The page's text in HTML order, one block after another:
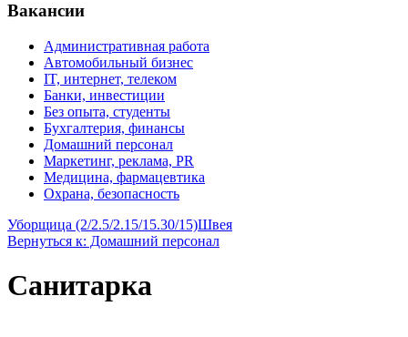
Вакансии
Административная работа
Автомобильный бизнес
IT, интернет, телеком
Банки, инвестиции
Без опыта, студенты
Бухгалтерия, финансы
Домашний персонал
Маркетинг, реклама, PR
Медицина, фармацевтика
Охрана, безопасность
Уборщица (2/2.5/2.15/15.30/15)Швея
Вернуться к: Домашний персонал
Санитарка